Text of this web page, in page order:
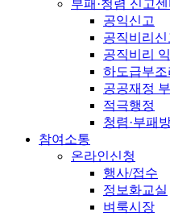
부패·청렴 신고센
공익신고
공직비리신
공직비리
하도급부조
공공재정
적극행정
청렴·부패
참여소통
온라인신청
행사/접수
정보화교실
벼룩시장